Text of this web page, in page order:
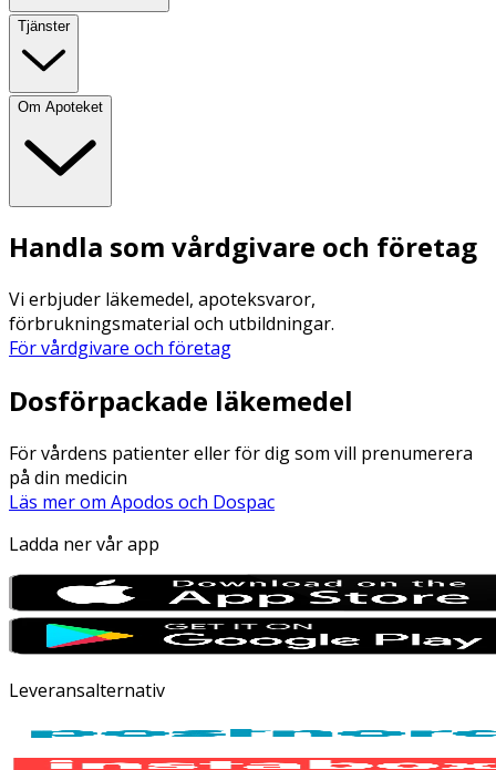
Tjänster
Om Apoteket
Handla som vårdgivare och företag
Vi erbjuder läkemedel, apoteksvaror,
förbrukningsmaterial och utbildningar.
För vårdgivare och företag
Dosförpackade läkemedel
För vårdens patienter eller för dig som vill prenumerera
på din medicin
Läs mer om Apodos och Dospac
Ladda ner vår app
Leveransalternativ